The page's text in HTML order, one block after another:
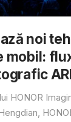
noi
mobil:
HONOR